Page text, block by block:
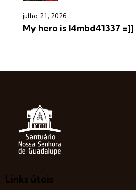
julho 21, 2026
My hero is l4mbd41337 =]]
Links úteis